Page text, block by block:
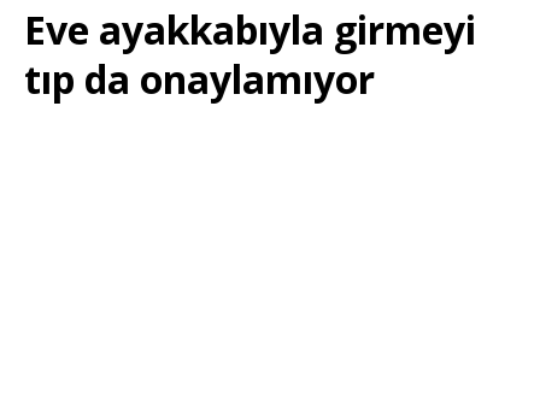
Eve ayakkabıyla girmeyi
tıp da onaylamıyor